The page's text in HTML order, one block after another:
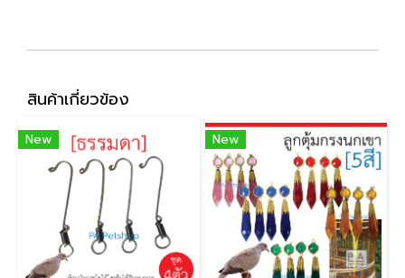
สินค้าเกี่ยวข้อง
New New